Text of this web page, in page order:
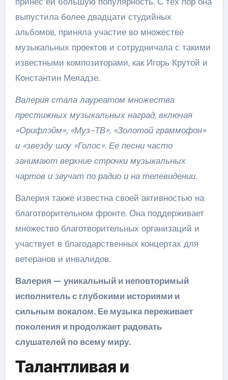
выпустила более двадцати студийных
альбомов, приняла участие во множестве
музыкальных проектов и сотрудничала с такими
известными композиторами, как Игорь Крутой и
Константин Меладзе.
Валерия стала лауреатом множества
престижных музыкальных наград, включая
«Орифлэйм», «Муз-ТВ», «Золотой граммофон»
и «звезду шоу «Голос». Ее песни часто
занимают верхние строчки музыкальных
чартов и звучат по радио и на телевидении.
Валерия также известна своей активностью на
благотворительном фронте. Она поддерживает
множество благотворительных организаций и
участвует в благодарственных концертах для
ветеранов и инвалидов.
Валерия — уникальный и неповторимый
исполнитель с глубокими историями и
сильным вокалом. Ее музыка переживает
поколения и продолжает радовать
слушателей по всему миру.
Талантливая и